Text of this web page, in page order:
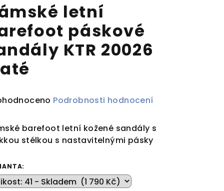
letní
páskové
KTR 20026
Podrobnosti hodnocení
barefoot letní kožené sandály s
stélkou s nastavitelnými pásky